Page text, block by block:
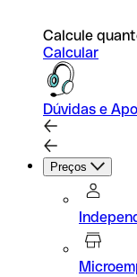
Calcule
Calcular
Dúvidas e
Preços